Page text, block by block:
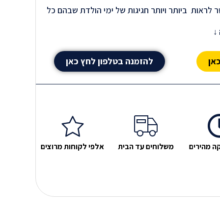
ביותר ויותר חגיגות של ימי הולדת שבהם כל
בדיחה פרטית של בני הזוג או תמונה מרגשת של
שירים לבעל או חולצה מרגשת שהילדים ילבשו . זה
את אותה חולצה עם התמונה שלה. זה יכול להיות גם
הערכה ואהבה. במתנה לבן הזוג הדפסה יותר
להזמנה בטלפון לחץ כאן
מהירים משלוחים עד הבית אלפי לקוחות מרוצים